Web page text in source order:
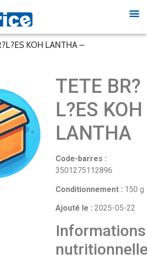
KOH LANTHA –
TETE BR?
L?ES KOH
LANTHA
Code-barres :
3501275112896
Conditionnement : 150 g
Ajouté le : 2025-05-22
Informations